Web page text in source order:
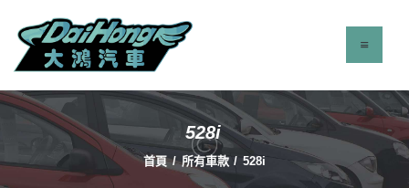
528i
首頁 所有車款 528i
最新消息
服務項目